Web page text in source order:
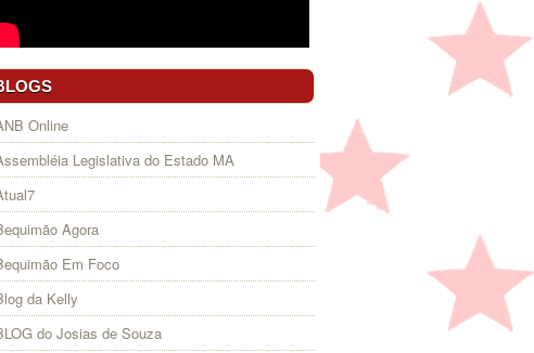
Online
Legislativa do Estado MA
Agora
Em Foco
da Kelly
do Josias de Souza